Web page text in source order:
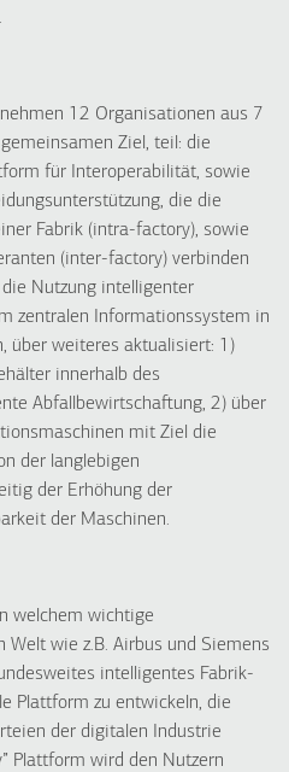
nehmen 12 Organisationen aus 7
Ziel, teil: die
für Interoperabilität, sowie
die die
Fabrik (intra-factory), sowie
(inter-factory) verbinden
Nutzung intelligenter
zentralen Informationssystem in
über weiteres aktualisiert: 1)
innerhalb des
Abfallbewirtschaftung, 2) über
mit Ziel die
der langlebigen
der Erhöhung der
der Maschinen.
welchem wichtige
Welt wie z.B. Airbus und Siemens
intelligentes Fabrik-
Plattform zu entwickeln, die
der digitalen Industrie
Plattform wird den Nutzern